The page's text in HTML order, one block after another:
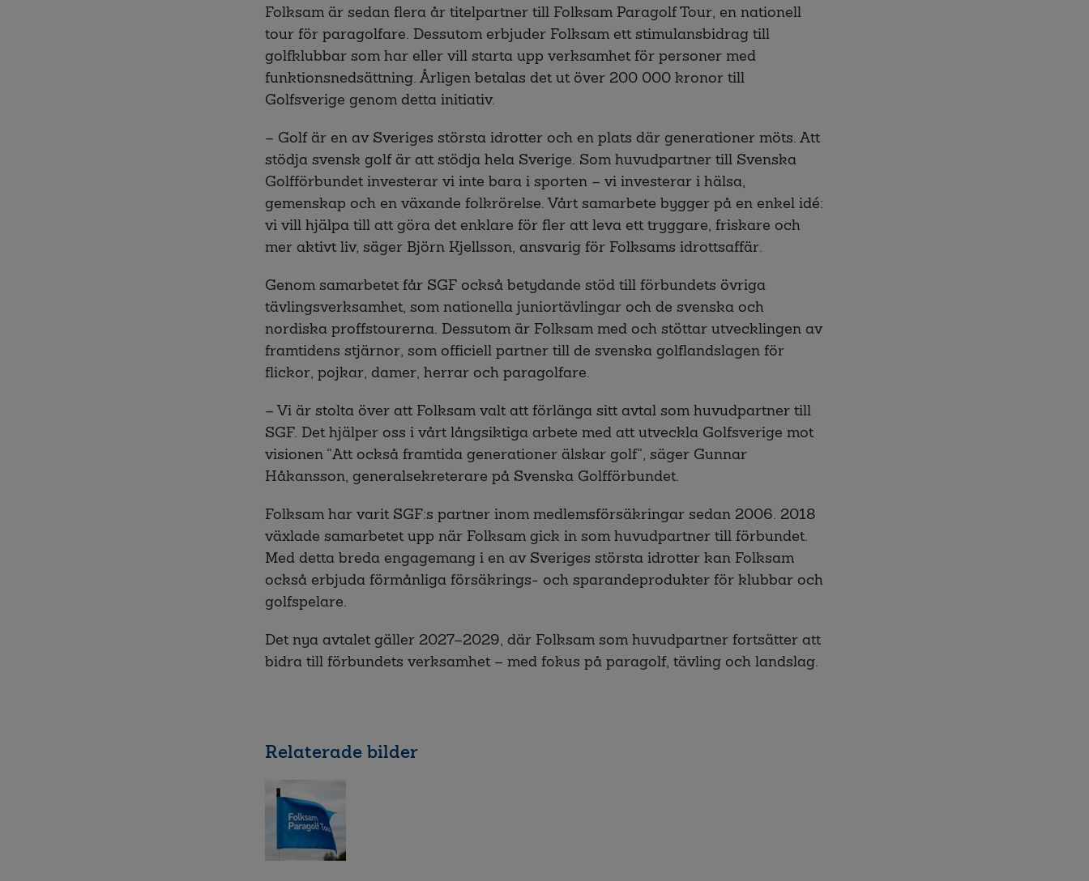
Folksam är sedan flera år titelpartner till Folksam Paragolf Tour, en nationell
tour för paragolfare. Dessutom erbjuder Folksam ett stimulansbidrag till
golfklubbar som har eller vill starta upp verksamhet för personer med
funktionsnedsättning. Årligen betalas det ut över 200 000 kronor till
Golfsverige genom detta initiativ.
– Golf är en av Sveriges största idrotter och en plats där generationer möts. Att
stödja svensk golf är att stödja hela Sverige. Som huvudpartner till Svenska
Golfförbundet investerar vi inte bara i sporten – vi investerar i hälsa,
gemenskap och en växande folkrörelse. Vårt samarbete bygger på en enkel idé:
vi vill hjälpa till att göra det enklare för fler att leva ett tryggare, friskare och
mer aktivt liv, säger Björn Kjellsson, ansvarig för Folksams idrottsaffär.
Genom samarbetet får SGF också betydande stöd till förbundets övriga
tävlingsverksamhet, som nationella juniortävlingar och de svenska och
nordiska proffstourerna. Dessutom är Folksam med och stöttar utvecklingen av
framtidens stjärnor, som officiell partner till de svenska golflandslagen för
flickor, pojkar, damer, herrar och paragolfare.
– Vi är stolta över att Folksam valt att förlänga sitt avtal som huvudpartner till
SGF. Det hjälper oss i vårt långsiktiga arbete med att utveckla Golfsverige mot
visionen ”Att också framtida generationer älskar golf”, säger Gunnar
Håkansson, generalsekreterare på Svenska Golfförbundet.
Folksam har varit SGF:s partner inom medlemsförsäkringar sedan 2006. 2018
växlade samarbetet upp när Folksam gick in som huvudpartner till förbundet.
Med detta breda engagemang i en av Sveriges största idrotter kan Folksam
också erbjuda förmånliga försäkrings- och sparandeprodukter för klubbar och
golfspelare.
Det nya avtalet gäller 2027–2029, där Folksam som huvudpartner fortsätter att
bidra till förbundets verksamhet – med fokus på paragolf, tävling och landslag.
Relaterade bilder